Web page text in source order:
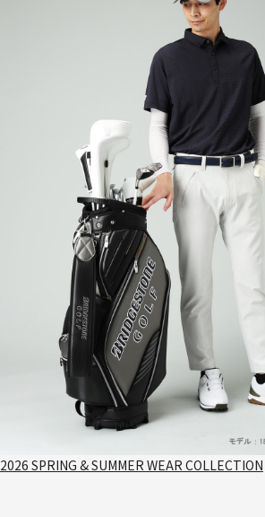
2026 SPRING & SUMMER WEAR COLLECTION